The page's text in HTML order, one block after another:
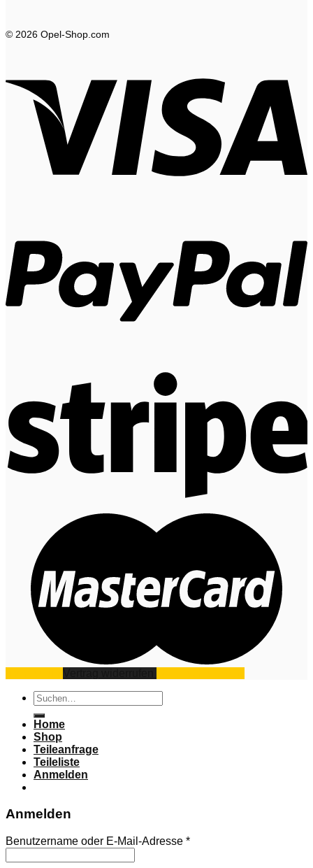
© 2026 Opel-Shop.com
Suchen
nach:
Home
Shop
Teileanfrage
Teileliste
Anmelden
Anmelden
Benutzername oder E-Mail-Adresse *